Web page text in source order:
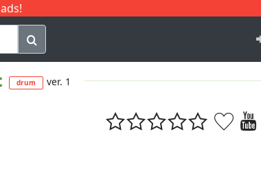
Q
drum ver. 1